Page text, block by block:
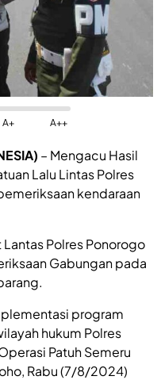
A+ A++
– Mengacu Hasil
Lalu Lintas Polres
kendaraan
Polres Ponorogo
Gabungan pada
program
hukum Polres
Patuh Semeru
Rabu (7/8/2024)